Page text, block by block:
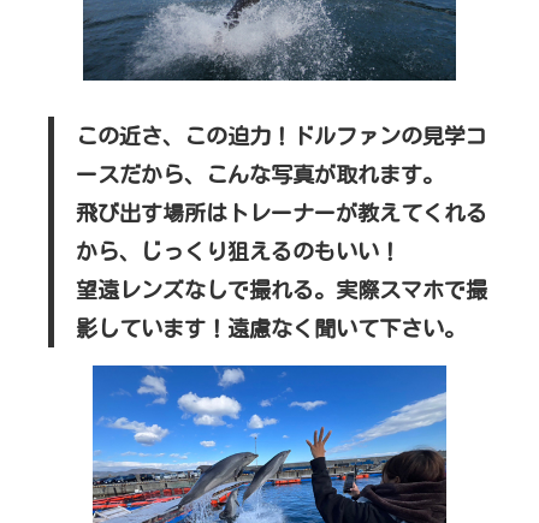
この近さ、この迫力！ドルファンの見学コ
ースだから、こんな写真が取れます。
飛び出す場所はトレーナーが教えてくれる
から、じっくり狙えるのもいい！
望遠レンズなしで撮れる。実際スマホで撮
影しています！遠慮なく聞いて下さい。